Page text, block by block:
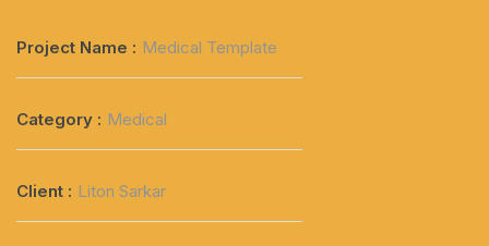
Project Name : Medical Template
Category : Medical
Client : Liton Sarkar